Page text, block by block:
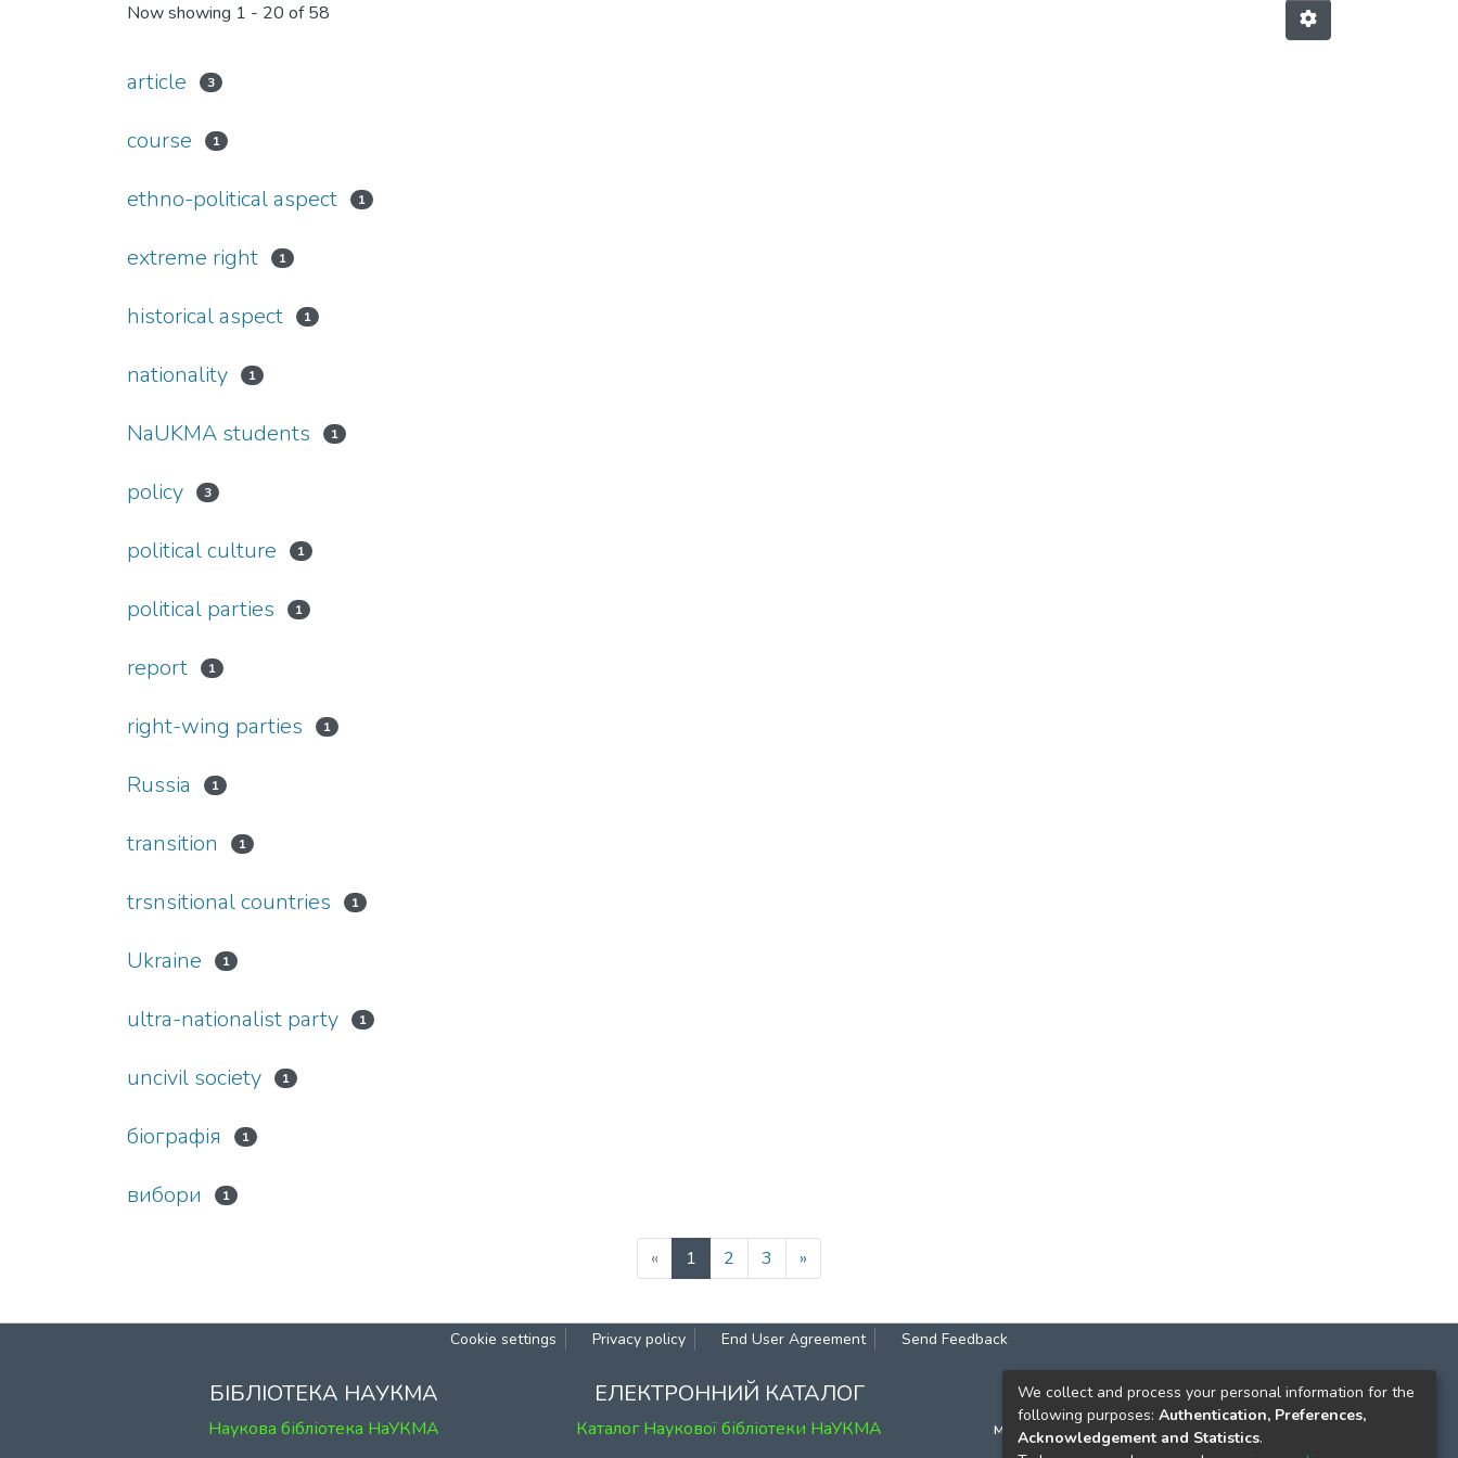
Now showing 1 - 20 of 58
article 3
course 1
ethno-political aspect 1
extreme right 1
historical aspect 1
nationality 1
NaUKMA students 1
policy 3
political culture 1
political parties 1
report 1
right-wing parties 1
Russia 1
transition 1
trsnsitional countries 1
Ukraine 1
ultra-nationalist party 1
uncivil society 1
біографія 1
вибори 1
« 1 (current)
2 3 »
Cookie settings Privacy policy End User Agreement Send Feedback
БІБЛІОТЕКА НАУКМА
Наукова бібліотека НаУКМА
ЕЛЕКТРОННИЙ КАТАЛОГ
Каталог Наукової бібліотеки НаУКМА
КОНТАКТИ
м. Київ, вул. Григорія Сковороди, 2
We collect and process your personal information for the
following purposes: Authentication, Preferences,
Acknowledgement and Statistics.